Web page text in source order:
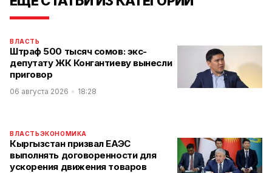
ВЛАСТЬ
Штраф 500 тысяч сомов: экс-
депутату ЖК Конгантиеву вынесли
приговор
06 августа 2026 18:28
ВЛАСТЬЭКОНОМИКА
Кыргызстан призвал ЕАЭС
выполнять договоренности для
ускорения движения товаров